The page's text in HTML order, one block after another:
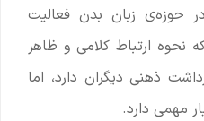
حوزه‌ی زبان بدن فعالیت
نحوه ارتباط کلامی و ظاهر
ذهنی دیگران دارد، اما
مهمی دارد.